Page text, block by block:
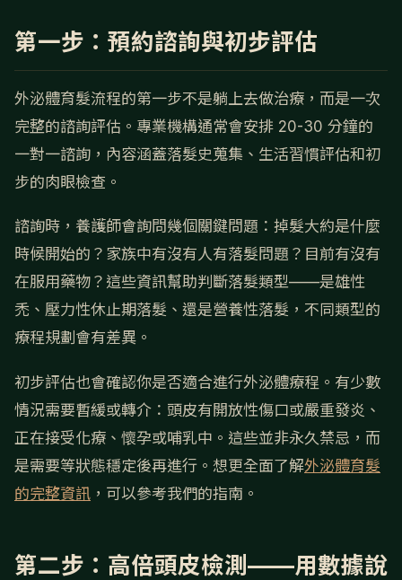
第一步：預約諮詢與初步評估
外泌體育髮流程的第一步不是躺上去做治療，而是一次
完整的諮詢評估。專業機構通常會安排 20-30 分鐘的
一對一諮詢，內容涵蓋落髮史蒐集、生活習慣評估和初
步的肉眼檢查。
諮詢時，養護師會詢問幾個關鍵問題：掉髮大約是什麼
時候開始的？家族中有沒有人有落髮問題？目前有沒有
在服用藥物？這些資訊幫助判斷落髮類型——是雄性
禿、壓力性休止期落髮、還是營養性落髮，不同類型的
療程規劃會有差異。
初步評估也會確認你是否適合進行外泌體療程。有少數
情況需要暫緩或轉介：頭皮有開放性傷口或嚴重發炎、
正在接受化療、懷孕或哺乳中。這些並非永久禁忌，而
是需要等狀態穩定後再進行。想更全面了解外泌體育髮
的完整資訊 ，可以參考我們的指南。
第二步：高倍頭皮檢測——用數據說